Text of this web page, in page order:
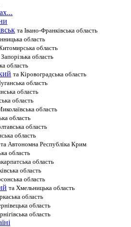
та Івано-Франківська область
область
область
область
область
та Кіровоградська область
область
область
область
область
область
область
область
та Автономна Республіка Крим
область
область
область
область
та Хмельницька область
область
область
область